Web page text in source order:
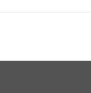
Центрального